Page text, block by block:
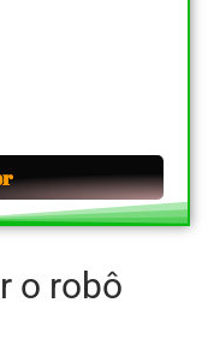
o robô